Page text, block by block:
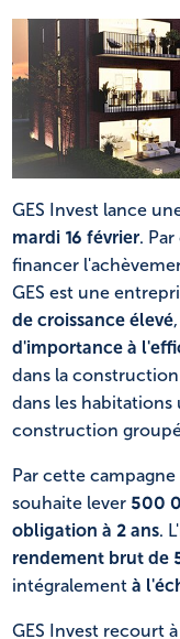
GES Invest lance
mardi 16 février.
financer
GES est une
de croissance élevé
d'importance à
dans la
dans les habitations
construction
Par cette
souhaite lever 500
obligation à 2 ans.
rendement brut de
intégralement à
GES Invest recourt